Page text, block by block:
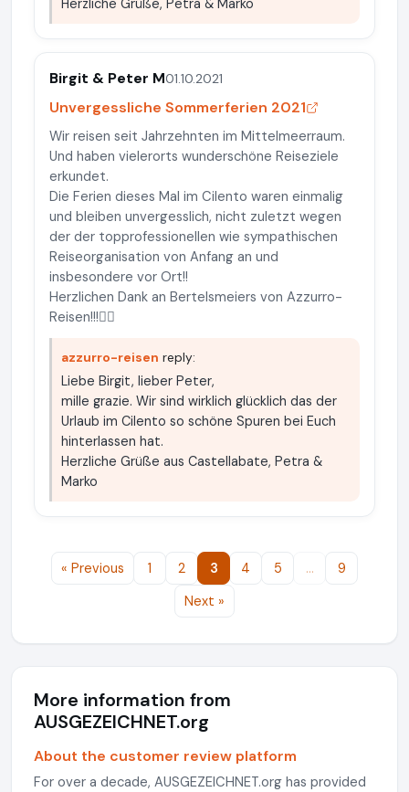
Herzliche Grüße, Petra & Marko
Birgit & Peter M01.10.2021
Unvergessliche Sommerferien 2021
Wir reisen seit Jahrzehnten im Mittelmeerraum.
Und haben vielerorts wunderschöne Reiseziele
erkundet.
Die Ferien dieses Mal im Cilento waren einmalig
und bleiben unvergesslich, nicht zuletzt wegen
der der topprofessionellen wie sympathischen
Reiseorganisation von Anfang an und
insbesondere vor Ort!!
Herzlichen Dank an Bertelsmeiers von Azzurro-
Reisen!!!👍🏻
azzurro-reisen reply:
Liebe Birgit, lieber Peter,
mille grazie. Wir sind wirklich glücklich das der
Urlaub im Cilento so schöne Spuren bei Euch
hinterlassen hat.
Herzliche Grüße aus Castellabate, Petra &
Marko
« Previous 1 2 3 4 5 …
9
Next »
More information from
AUSGEZEICHNET.org
About the customer review platform
For over a decade, AUSGEZEICHNET.org has provided